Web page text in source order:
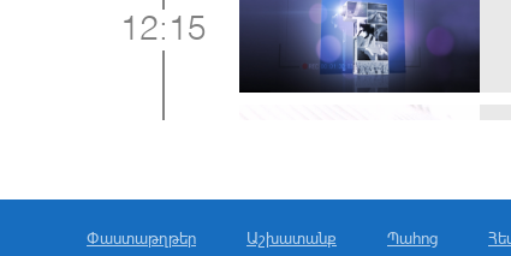
12:15
Փաստաթղթեր Աշխատանք Պահոց